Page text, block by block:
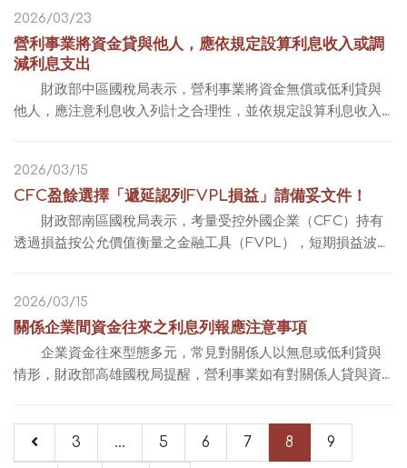
2026/03/23
營利事業將資金貸與他人，應依規定設算利息收入或調
減利息支出
財政部中區國稅局表示，營利事業將資金無償或低利貸與
他人，應注意利息收入列計之合理性，並依規定設算利息收入
2026/03/15
CFC盈餘選擇「遞延認列FVPL損益」請備妥文件！
財政部南區國稅局表示，考量受控外國企業（CFC）持有
透過損益按公允價值衡量之金融工具（FVPL），短期損益波動
2026/03/15
關係企業間資金往來之利息列報應注意事項
企業資金往來型態多元，常見對關係人以無息或低利貸與
情形，財政部高雄國稅局提醒，營利事業如有對關係人貸與資
3 ... 5 6 7 8 9